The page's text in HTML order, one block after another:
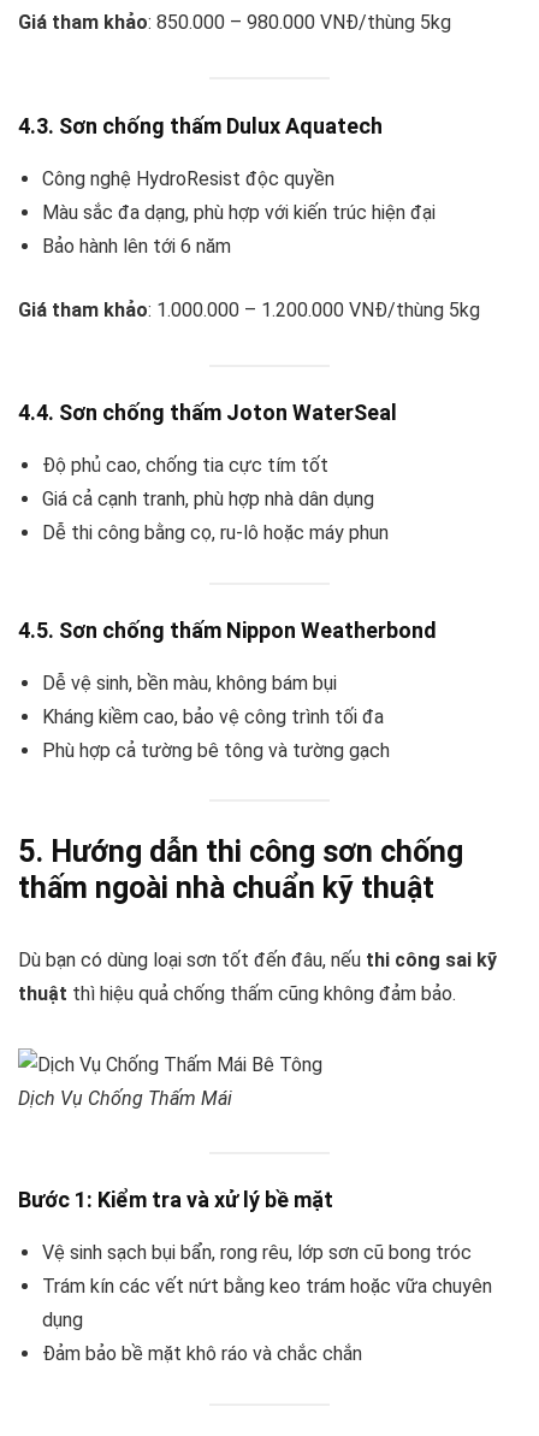
Giá tham khảo: 850.000 – 980.000 VNĐ/thùng 5kg
4.3. Sơn chống thấm Dulux Aquatech
Công nghệ HydroResist độc quyền
Màu sắc đa dạng, phù hợp với kiến trúc hiện đại
Bảo hành lên tới 6 năm
Giá tham khảo: 1.000.000 – 1.200.000 VNĐ/thùng 5kg
4.4. Sơn chống thấm Joton WaterSeal
Độ phủ cao, chống tia cực tím tốt
Giá cả cạnh tranh, phù hợp nhà dân dụng
Dễ thi công bằng cọ, ru-lô hoặc máy phun
4.5. Sơn chống thấm Nippon Weatherbond
Dễ vệ sinh, bền màu, không bám bụi
Kháng kiềm cao, bảo vệ công trình tối đa
Phù hợp cả tường bê tông và tường gạch
5. Hướng dẫn thi công sơn chống
thấm ngoài nhà chuẩn kỹ thuật
Dù bạn có dùng loại sơn tốt đến đâu, nếu thi công sai kỹ
thuật thì hiệu quả chống thấm cũng không đảm bảo.
Dịch Vụ Chống Thấm Mái
Bước 1: Kiểm tra và xử lý bề mặt
Vệ sinh sạch bụi bẩn, rong rêu, lớp sơn cũ bong tróc
Trám kín các vết nứt bằng keo trám hoặc vữa chuyên
dụng
Đảm bảo bề mặt khô ráo và chắc chắn